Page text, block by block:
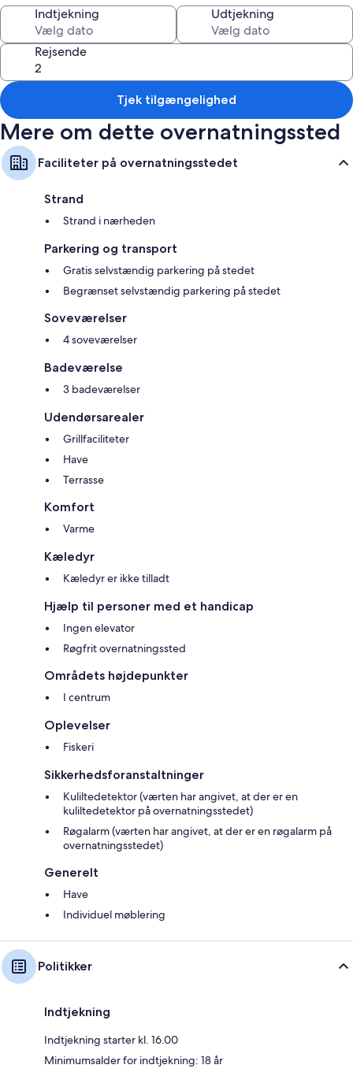
Indtjekning Udtjekning
Rejsende
Tjek tilgængelighed
Mere om dette overnatningssted
Faciliteter på overnatningsstedet
Strand
Strand i nærheden
Parkering og transport
Gratis selvstændig parkering på stedet
Begrænset selvstændig parkering på stedet
Soveværelser
4 soveværelser
Badeværelse
3 badeværelser
Udendørsarealer
Grillfaciliteter
Have
Terrasse
Komfort
Varme
Kæledyr
Kæledyr er ikke tilladt
Hjælp til personer med et handicap
Ingen elevator
Røgfrit overnatningssted
Områdets højdepunkter
I centrum
Oplevelser
Fiskeri
Sikkerhedsforanstaltninger
Kuliltedetektor (værten har angivet, at der er en
kuliltedetektor på overnatningsstedet)
Røgalarm (værten har angivet, at der er en røgalarm på
overnatningsstedet)
Generelt
Have
Individuel møblering
Politikker
Indtjekning
Indtjekning starter kl. 16.00
Minimumsalder for indtjekning: 18 år